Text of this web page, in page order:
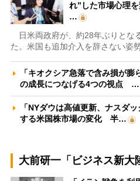
れ”した市場心理
…
日米両政府が、約28年ぶりとな
た。米国も追加介入を辞さない姿
「キオクシア急落で含み損が
の成長につなげる4つの視点 …
「NYダウは高値更新、ナスダ
する米国株市場の変化 半…
大前研一「ビジネス新大